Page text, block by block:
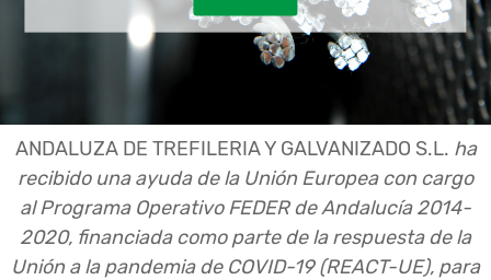
ANDALUZA DE TREFILERIA Y GALVANIZADO S.L. ha
recibido una ayuda de la Unión Europea con cargo
al Programa Operativo FEDER de Andalucía 2014-
2020, financiada como parte de la respuesta de la
Unión a la pandemia de COVID-19 (REACT-UE), para